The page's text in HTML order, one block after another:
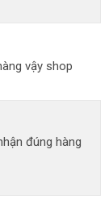
vậy shop
đúng hàng